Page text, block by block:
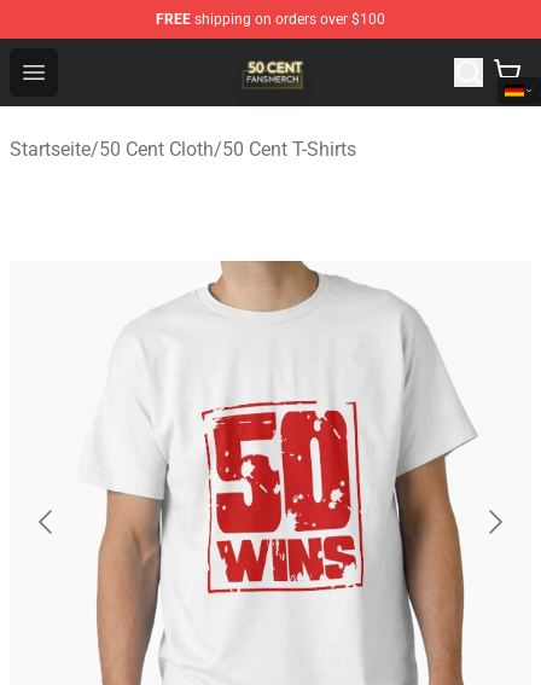
FREE shipping on orders over $100
Open menu
50 Cent Shop - Official 50 Cent Merchandise Store
Startseite/50 Cent Cloth/50 Cent T-Shirts